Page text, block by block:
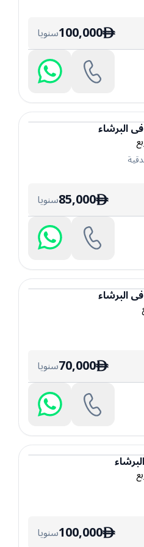
ê
100,000سنويا
فيالبرشاء
ê
85,000سنويا
فيالبرشاء
ê
70,000سنويا
ê
100,000سنويا